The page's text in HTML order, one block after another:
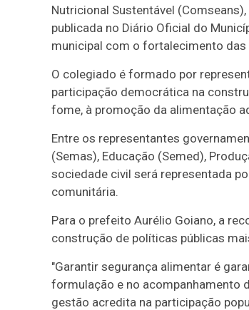
Nutricional Sustentável
publicada no Diário Oficial do
municipal com o fortalecimento
O colegiado é formado por
participação democrática na
fome, à promoção da alimentação
Entre os representantes
(Semas), Educação (Semed),
sociedade civil será representada
comunitária.
Para o prefeito Aurélio Goiano, a
construção de políticas públicas
"Garantir segurança alimentar é
formulação e no acompanhamento
gestão acredita na participação